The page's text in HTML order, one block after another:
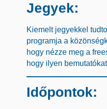
Jegyek:
Kiemelt jegyekkel
programja a
hogy nézze meg a
hogy ilyen
Időpontok: